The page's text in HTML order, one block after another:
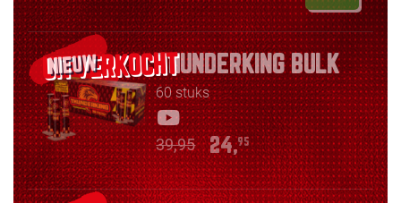
NIEUW THUNDERKING BULK
60 stuks
39,95 24,95